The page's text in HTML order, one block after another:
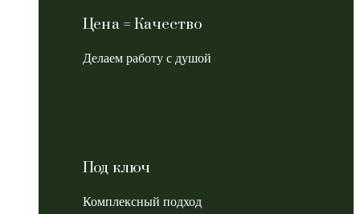
Цена = Качество
Делаем работу с душой
Под ключ
Комплексный подход